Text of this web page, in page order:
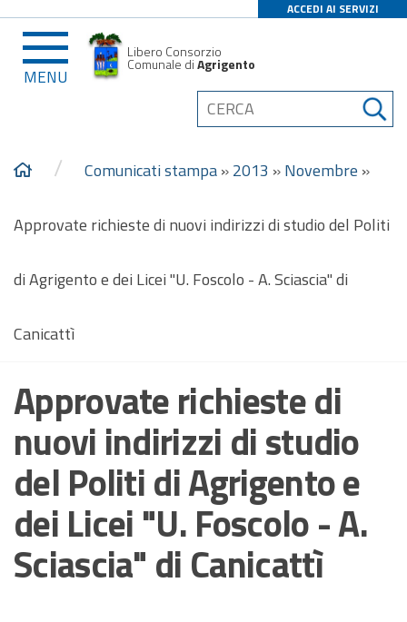
ACCEDI AI SERVIZI
MENU
Libero Consorzio
Comunale diAgrigento
/ Comunicati stampa»2013 »Novembre »
Approvate richieste di nuovi indirizzi di studio del Politi
di Agrigento e dei Licei "U. Foscolo - A. Sciascia" di
Canicattì
Approvate richieste di
nuovi indirizzi di studio
del Politi di Agrigento e
dei Licei "U. Foscolo - A.
Sciascia" di Canicattì